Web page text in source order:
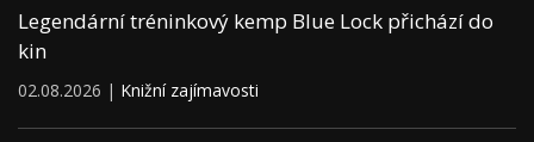
Legendární tréninkový kemp Blue Lock přichází do
kin
02.08.2026 | Knižní zajímavosti